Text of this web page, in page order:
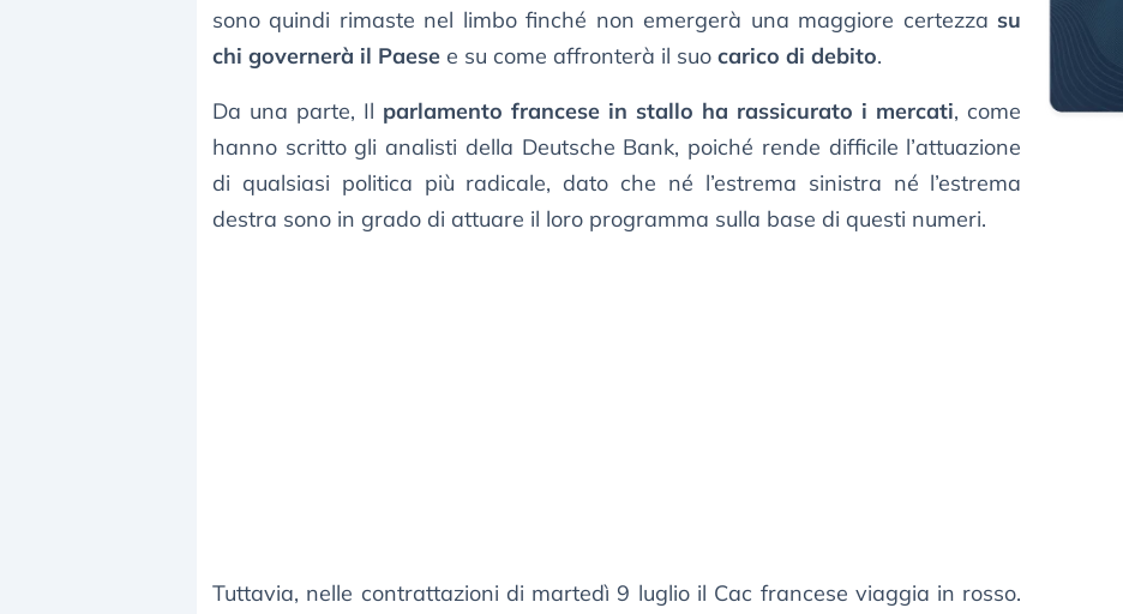
sono quindi rimaste nel limbo finché non emergerà una maggiore certezza su
chi governerà il Paese e su come affronterà il suo carico di debito.
Da una parte, Il parlamento francese in stallo ha rassicurato i mercati, come
hanno scritto gli analisti della Deutsche Bank, poiché rende difficile l’attuazione
di qualsiasi politica più radicale, dato che né l’estrema sinistra né l’estrema
destra sono in grado di attuare il loro programma sulla base di questi numeri.
Tuttavia, nelle contrattazioni di martedì 9 luglio il Cac francese viaggia in rosso.